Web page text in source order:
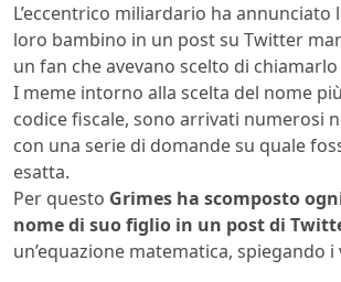
L’eccentrico miliardario ha annunciato
loro bambino in un post su Twitter
un fan che avevano scelto di chiamarlo
I meme intorno alla scelta del nome
codice fiscale, sono arrivati numerosi
con una serie di domande su quale
esatta.
Per questo Grimes ha scomposto
nome di suo figlio in un post di
un’equazione matematica, spiegando i